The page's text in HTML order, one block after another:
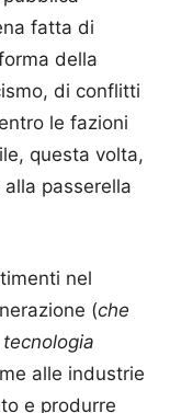
fatta di
della
di conflitti
le fazioni
questa volta,
passerella
nel
(che
alle industrie
e produrre